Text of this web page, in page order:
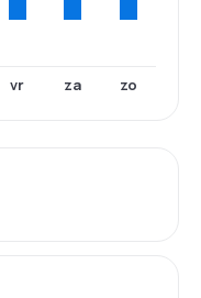
vr za zo